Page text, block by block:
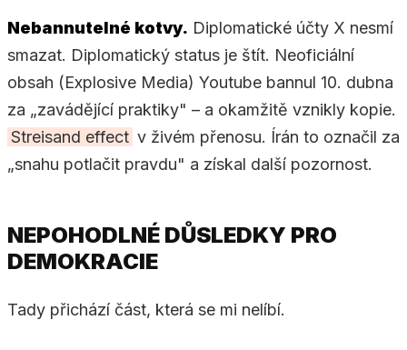
Nebannutelné kotvy. Diplomatické účty X nesmí
smazat. Diplomatický status je štít. Neoficiální
obsah (Explosive Media) Youtube bannul 10. dubna
za „zavádějící praktiky" – a okamžitě vznikly kopie.
Streisand effect v živém přenosu. Írán to označil za
„snahu potlačit pravdu" a získal další pozornost.
NEPOHODLNÉ DŮSLEDKY PRO
DEMOKRACIE
Tady přichází část, která se mi nelíbí.